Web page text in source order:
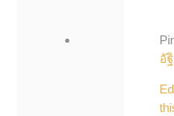
อัฐิ